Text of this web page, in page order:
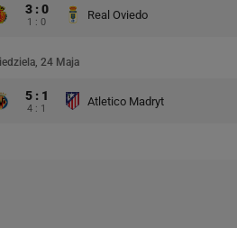
3 : 0
1 : 0
Real Oviedo
24 Maja
5 : 1
4 : 1
Atletico Madryt